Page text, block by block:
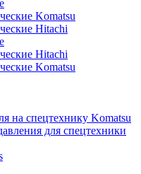
Komatsu
Hitachi
Hitachi
Komatsu
на спецтехнику Komatsu
для спецтехники